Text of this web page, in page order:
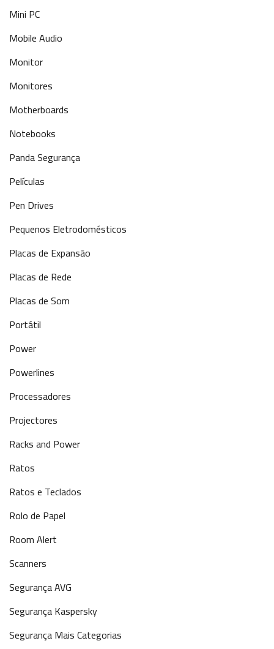
Mini PC
Mobile Audio
Monitor
Monitores
Motherboards
Notebooks
Panda Segurança
Películas
Pen Drives
Pequenos Eletrodomésticos
Placas de Expansão
Placas de Rede
Placas de Som
Portátil
Power
Powerlines
Processadores
Projectores
Racks and Power
Ratos
Ratos e Teclados
Rolo de Papel
Room Alert
Scanners
Segurança AVG
Segurança Kaspersky
Segurança Mais Categorias